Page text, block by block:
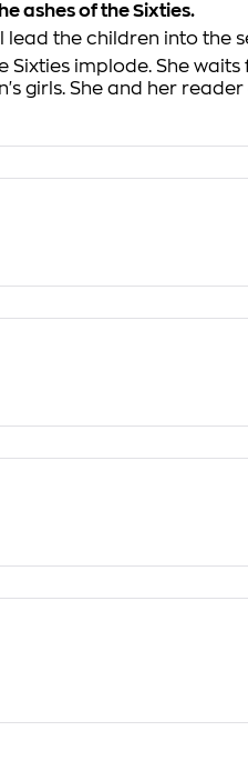
ashes of the Sixties.
lead the children into the
implode. She
girls. She and her